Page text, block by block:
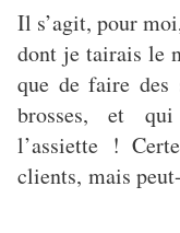
Il s’agit, pour
dont je tairais le
que de faire des
brosses, et
l’assiette !
clients, mais